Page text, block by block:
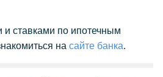
ставками по ипотечным
на сайте банка.